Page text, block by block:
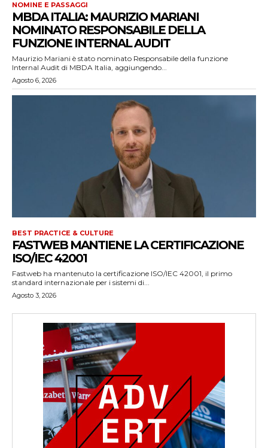
NOMINE E PASSAGGI
MBDA ITALIA: MAURIZIO MARIANI
NOMINATO RESPONSABILE DELLA
FUNZIONE INTERNAL AUDIT
Maurizio Mariani è stato nominato Responsabile della funzione
Internal Audit di MBDA Italia, aggiungendo...
Agosto 6, 2026
BEST PRACTICE & CULTURE
FASTWEB MANTIENE LA CERTIFICAZIONE
ISO/IEC 42001
Fastweb ha mantenuto la certificazione ISO/IEC 42001, il primo
standard internazionale per i sistemi di...
Agosto 3, 2026